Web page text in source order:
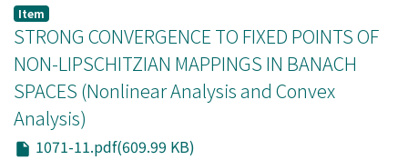
コItem
STRONG CONVERGENCE TO FIXED POINTS OF
NON-LIPSCHITZIAN MAPPINGS IN BANACH
SPACES (Nonlinear Analysis and Convex
Analysis)
1071-11.pdf(609.99 KB)